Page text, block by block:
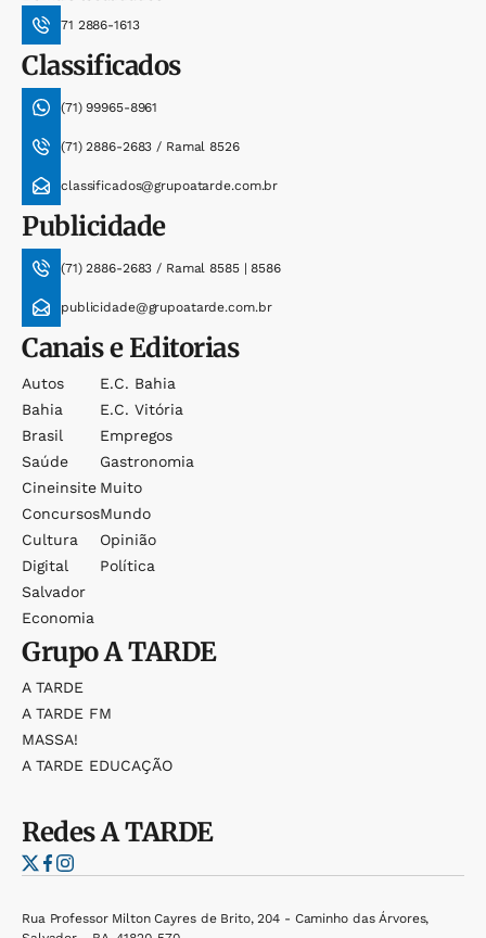
71 2886-1613
Classificados
(71) 99965-8961
(71) 2886-2683 / Ramal 8526
classificados@grupoatarde.com.br
Publicidade
(71) 2886-2683 / Ramal 8585 | 8586
publicidade@grupoatarde.com.br
Canais e Editorias
Autos
Bahia
Brasil
Saúde
Cineinsite
Concursos
Cultura
Digital
Salvador
Economia
E.c. Bahia
E.c. Vitória
Empregos
Gastronomia
Muito
Mundo
Opinião
Política
GrupoA TARDE
A TARDE
A TARDE FM
MASSA!
A TARDE EDUCAÇÃO
RedesA TARDE
Rua Professor Milton Cayres de Brito, 204 - Caminho das Árvores,